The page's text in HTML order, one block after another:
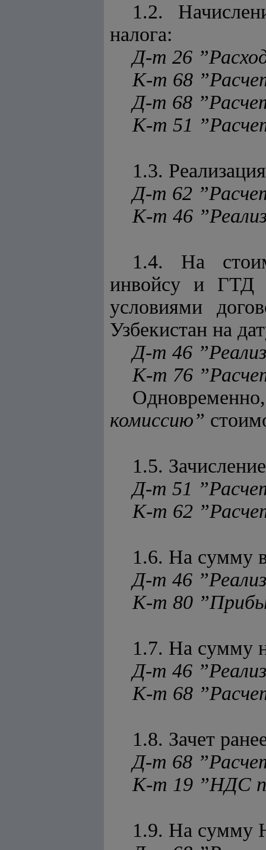
1.2.
налога:
Д-т 26
К-т 68
Д-т 68
К-т 51
1.3.
Д-т 62
К-т 46
1.4. На
инвойсу и ГТД
условиями
Узбекистан на
Д-т 46
К-т 76
комиссию”
1.5.
Д-т 51
К-т 62
1.6. На сумму
Д-т 46
К-т 80
1.7. На сумму
Д-т 46
К-т 68
1.8. Зачет
Д-т 68
К-т 19 ”НДС
1.9. На сумму